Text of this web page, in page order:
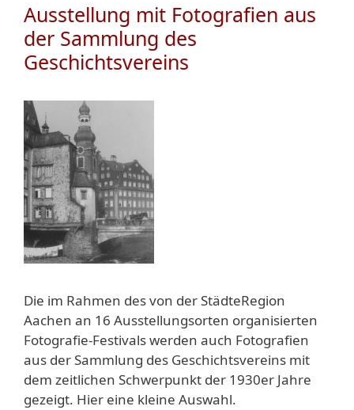
Ausstellung mit Fotografien aus
der Sammlung des
Geschichtsvereins
Die im Rahmen des von der StädteRegion
Aachen an 16 Ausstellungsorten organisierten
Fotografie-Festivals werden auch Fotografien
aus der Sammlung des Geschichtsvereins mit
dem zeitlichen Schwerpunkt der 1930er Jahre
gezeigt. Hier eine kleine Auswahl.